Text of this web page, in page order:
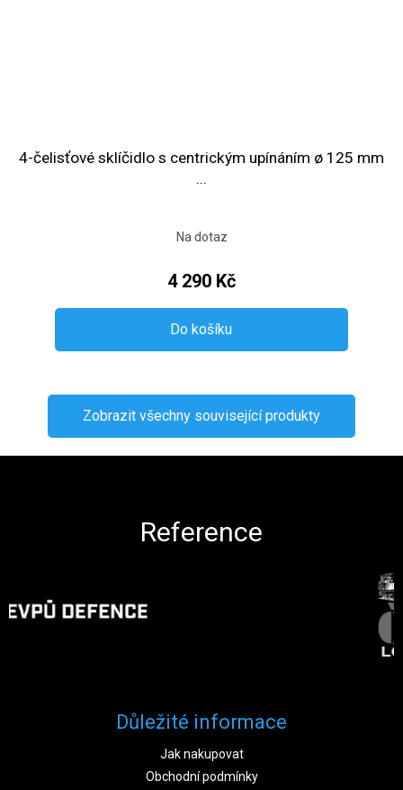
4-čelisťové sklíčidlo s centrickým upínáním ø 125 mm
...
Na dotaz
4 290 Kč
Do košíku
Zobrazit všechny související produkty
Reference
Důležité informace
Jak nakupovat
Obchodní podmínky